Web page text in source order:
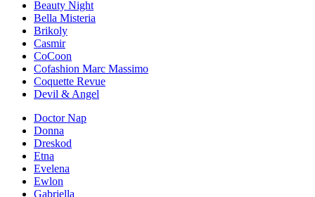
Beauty Night
Bella Misteria
Brikoly
Casmir
CoCoon
Cofashion Marc Massimo
Coquette Revue
Devil & Angel
Doctor Nap
Donna
Dreskod
Etna
Evelena
Ewlon
Gabriella